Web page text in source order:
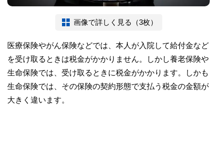
画像で詳しく見る（3枚）
医療保険やがん保険などでは、本人が入院して給付金など
を受け取るときは税金がかかりません。しかし養老保険や
生命保険では、受け取るときに税金がかかります。しかも
生命保険では、その保険の契約形態で支払う税金の金額が
大きく違います。